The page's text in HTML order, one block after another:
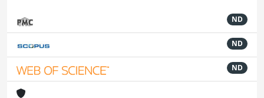
ND
ND
ND